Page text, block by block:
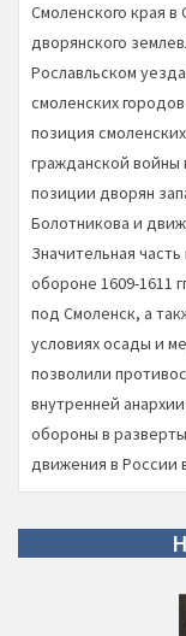
Смоленского края
дворянского
Рославльском
смоленских
позиция
гражданской войны
позиции дворян
Болотникова и
Значительная
обороне 1609-1611
под Смоленск, а
условиях осады и
позволили
внутренней
обороны в
движения в России в